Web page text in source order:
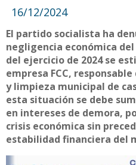
16/12/2024
El partido socialista ha
negligencia económica
del ejercicio de 2024 se
empresa FCC,
y limpieza municipal de
esta situación se debe
en intereses de demora,
crisis económica sin
estabilidad financiera del